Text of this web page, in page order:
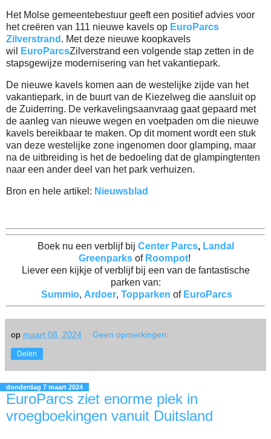
Het Molse gemeentebestuur geeft een positief advies voor
het creëren van 111 nieuwe kavels op EuroParcs
Zilverstrand . Met deze nieuwe koopkavels
wil
EuroParcsZilverstrand een volgende stap zetten in de
stapsgewijze modernisering van het vakantiepark.
De nieuwe kavels komen aan de westelijke zijde van het
vakantiepark, in de buurt van de Kiezelweg die aansluit op
de Zuiderring. De verkavelingsaanvraag gaat gepaard met
de aanleg van nieuwe wegen en voetpaden om die nieuwe
kavels bereikbaar te maken. Op dit moment wordt een stuk
van deze westelijke zone ingenomen door glamping, maar
na de uitbreiding is het de bedoeling dat de glampingtenten
naar een ander deel van het park verhuizen.
Bron en hele artikel: Nieuwsblad
Boek nu een verblijf bij Center Parcs, Landal
Greenparksof Roompot!
Liever een kijkje of verblijf bij een van de fantastische
parken van:
Summio, Ardoer, Topparken of EuroParcs
op maart 08, 2024 Geen opmerkingen:
Delen
donderdag 7 maart 2024
EuroParcs ziet enorme piek in
vroegboekingen vanuit Duitsland